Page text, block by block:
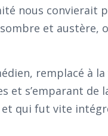
nous convierait
et austère,
remplacé à
et s’emparant de
qui fut vite